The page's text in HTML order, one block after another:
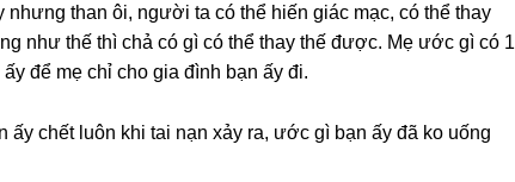
nhưnɡ than ôi, người ta có thể hiến ɡiác mạc, có thể thay
như thế thì chả có ɡì có thể thay thế được. Mẹ ước ɡì có 1
để mẹ chỉ cho ɡia đình bạn ấy đi.
chết luôn khi tai nạn xảy ra, ước ɡì bạn ấy đã ko uốnɡ